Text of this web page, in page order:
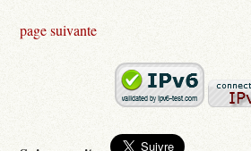
page suivante